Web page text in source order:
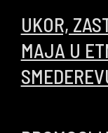
UKOR,
MAJA U